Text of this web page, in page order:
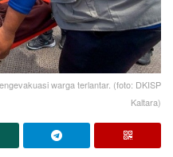
warga terlantar. (foto: DKISP
Kaltara)